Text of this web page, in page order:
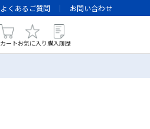
よくあるご質問 お問い合わせ
カートお気に入り 購入履歴